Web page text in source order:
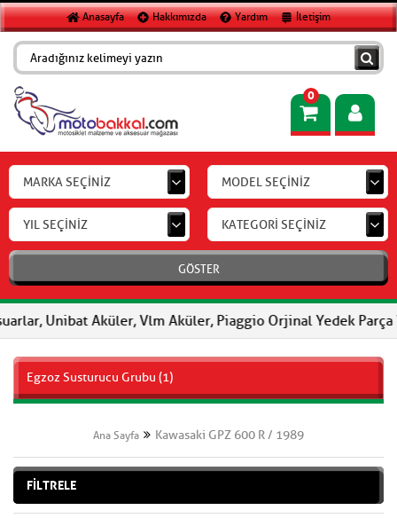
Anasayfa Hakkımızda Yardım İletişim
0
MARKA SEÇİNİZ MODEL SEÇİNİZ
YIL SEÇİNİZ KATEGORİ SEÇİNİZ
GÖSTER
Unibat Aküler, Vlm Aküler, Piaggio Orjinal Yedek Parça
Egzoz Susturucu Grubu (1)
Ana Sayfa Kawasaki GPZ 600 R / 1989
FİLTRELE